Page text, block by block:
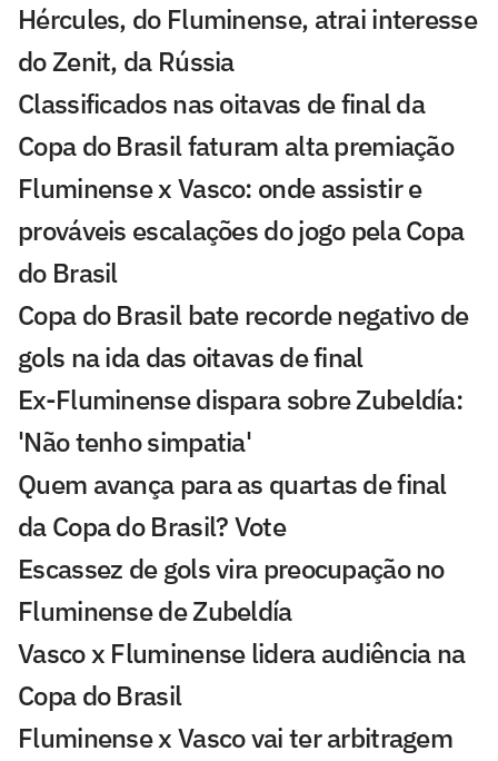
Hércules, do Fluminense, atrai interesse
do Zenit, da Rússia
Classificados nas oitavas de final da
Copa do Brasil faturam alta premiação
Fluminense x Vasco: onde assistir e
prováveis escalações do jogo pela Copa
do Brasil
Copa do Brasil bate recorde negativo de
gols na ida das oitavas de final
Ex-Fluminense dispara sobre Zubeldía:
'Não tenho simpatia'
Quem avança para as quartas de final
da Copa do Brasil? Vote
Escassez de gols vira preocupação no
Fluminense de Zubeldía
Vasco x Fluminense lidera audiência na
Copa do Brasil
Fluminense x Vasco vai ter arbitragem